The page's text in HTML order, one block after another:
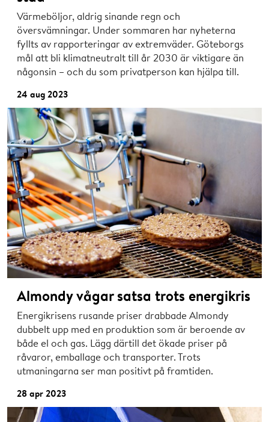
Värmeböljor, aldrig sinande regn och
översvämningar. Under sommaren har nyheterna
fyllts av rapporteringar av extremväder. Göteborgs
mål att bli klimatneutralt till år 2030 är viktigare än
någonsin – och du som privatperson kan hjälpa till.
24 aug 2023
Almondy vågar satsa trots energikris
Energikrisens rusande priser drabbade Almondy
dubbelt upp med en produktion som är beroende av
både el och gas. Lägg därtill det ökade priser på
råvaror, emballage och transporter. Trots
utmaningarna ser man positivt på framtiden.
28 apr 2023